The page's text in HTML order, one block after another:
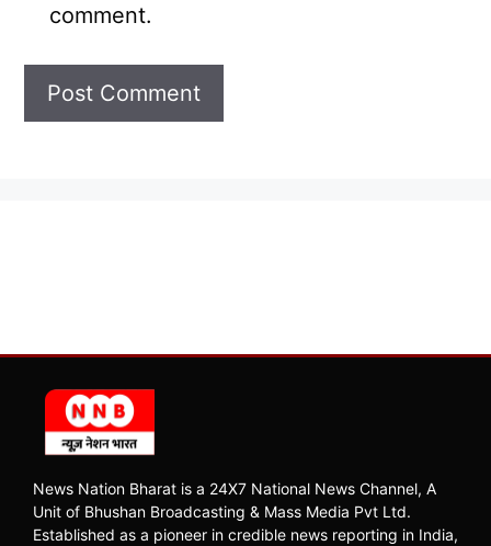
comment.
News Nation Bharat is a 24X7 National News Channel, A
Unit of Bhushan Broadcasting & Mass Media Pvt Ltd.
Established as a pioneer in credible news reporting in India,